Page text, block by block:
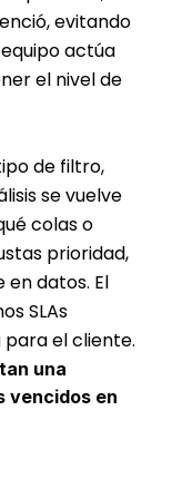
evitando
actúa
el nivel de
de filtro,
se vuelve
colas o
prioridad,
datos. El
SLAs
el cliente.
una
vencidos en